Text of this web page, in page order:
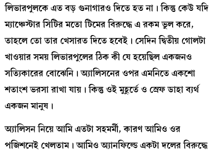
লিভারপুলকে এত বড় গুনাগারও দিতে হত না। কিন্তু কেউ যদি
ম্যাঞ্চেস্টার সিটির মতো টিমের বিরুদ্ধে এ রকম ভুল করে,
তাহলে তো তার খেসারত দিতে হবেই। সেদিন দ্বিতীয় গোলটা
খাওয়ার সময় লিভারপুলের ঠিক কী যে হয়েছিল একজনও
সত্যিকারের বোঝেনি। অ্যালিসনের ওপর এমনিতে একশো
শতাংশ ভরসা রাখা যায়। কিন্তু ওই মুহূর্তে ও স্রেফ ডাহা ব্যর্থ
একজন মানুষ।
অ্যালিসন নিয়ে আমি এতটা সহমর্মী, কারণ আমিও ওর
পজিশনেই খেলতাম। আমিও অ্যানফিল্ডে একটা দলের বিরুদ্ধে